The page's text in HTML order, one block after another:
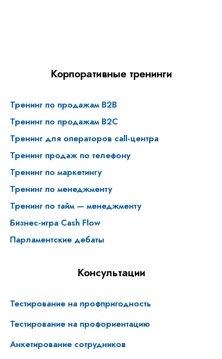
Корпоративные тренинги
Тренинг по продажам B2B
Тренинг по продажам В2С
Тренинг для операторов call-центра
Тренинг продаж по телефону
Тренинг по маркетингу
Тренинг по менеджменту
Тренинг по тайм — менеджменту
Бизнес-игра Cash Flow
Парламентские дебаты
Консультации
Тестирование на профпригодность
Тестирование на профориентацию
Анкетирование сотрудников